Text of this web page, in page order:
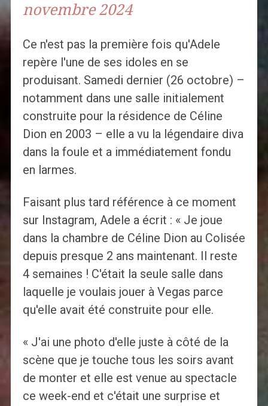
novembre 2024
Ce n'est pas la première fois qu'Adele
repère l'une de ses idoles en se
produisant. Samedi dernier (26 octobre) –
notamment dans une salle initialement
construite pour la résidence de Céline
Dion en 2003 – elle a vu la légendaire diva
dans la foule et a immédiatement fondu
en larmes.
Faisant plus tard référence à ce moment
sur Instagram, Adele a écrit : « Je joue
dans la chambre de Céline Dion au Colisée
depuis presque 2 ans maintenant. Il reste
4 semaines ! C'était la seule salle dans
laquelle je voulais jouer à Vegas parce
qu'elle avait été construite pour elle.
« J'ai une photo d'elle juste à côté de la
scène que je touche tous les soirs avant
de monter et elle est venue au spectacle
ce week-end et c'était une surprise et